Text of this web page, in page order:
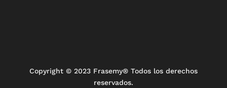
Copyright © 2023 Frasemy® Todos los derechos
reservados.